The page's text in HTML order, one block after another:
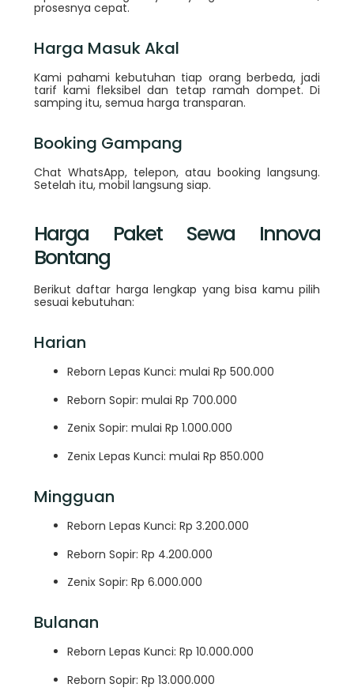
prosesnya cepat.
Harga Masuk Akal
Kami pahami kebutuhan tiap orang berbeda, jadi
tarif kami fleksibel dan tetap ramah dompet. Di
samping itu, semua harga transparan.
Booking Gampang
Chat WhatsApp, telepon, atau booking langsung.
Setelah itu, mobil langsung siap.
Harga Paket Sewa Innova
Bontang
Berikut daftar harga lengkap yang bisa kamu pilih
sesuai kebutuhan:
Harian
Reborn Lepas Kunci: mulai Rp 500.000
Reborn Sopir: mulai Rp 700.000
Zenix Sopir: mulai Rp 1.000.000
Zenix Lepas Kunci: mulai Rp 850.000
Mingguan
Reborn Lepas Kunci: Rp 3.200.000
Reborn Sopir: Rp 4.200.000
Zenix Sopir: Rp 6.000.000
Bulanan
Reborn Lepas Kunci: Rp 10.000.000
Reborn Sopir: Rp 13.000.000